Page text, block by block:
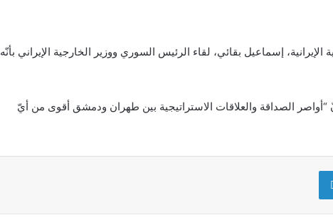
إسماعيل بقائي، لقاء الرئيس السوري ووزير الخارجية الإيراني بأنّه
الصداقة والعلاقات الاستراتيجية بين طهران ودمشق أقوى من أيّ
لينكدإن